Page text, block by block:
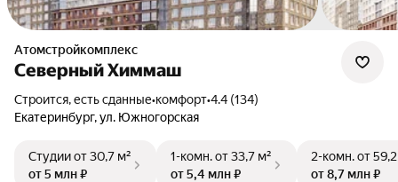
Атомстройкомплекс
Северный Химмаш
Строится, есть сданные•комфорт•4.4 (134)
Екатеринбург,ул. Южногорская
Студииот 30,7 м²
от 5 млн ₽
1-комн.от 33,7 м²
от 5,4 млн ₽
2-комн.от
от 8,7 млн ₽